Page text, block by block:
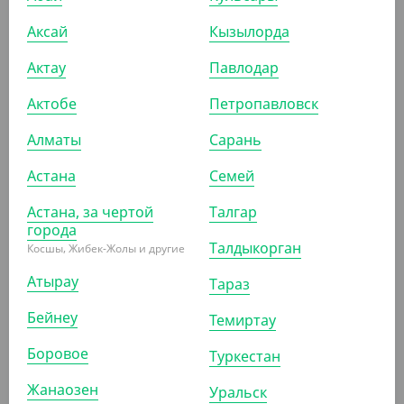
АРТ. 1205305
-17%
1 240
Cтакан бумажный 400 мл, красный, однослойный, d 90
Аксай
Актау
Актобе
Алматы
Астана
Астана, за чертой
города
Косшы, Жибек-Жолы и другие
Атырау
Бейнеу
Боровое
Жанаозен
Кызылорда
Павлодар
Петропавловск
Сарань
Семей
Талгар
Талдыкорган
Тараз
Темиртау
Туркестан
Уральск